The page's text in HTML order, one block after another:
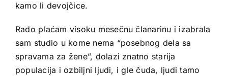
kamo li devojčice.
Rado plaćam visoku mesečnu članarinu i izabrala
sam studio u kome nema “posebnog dela sa
spravama za žene”, dolazi znatno starija
populacija i ozbiljni ljudi, i gle čuda, ljudi tamo